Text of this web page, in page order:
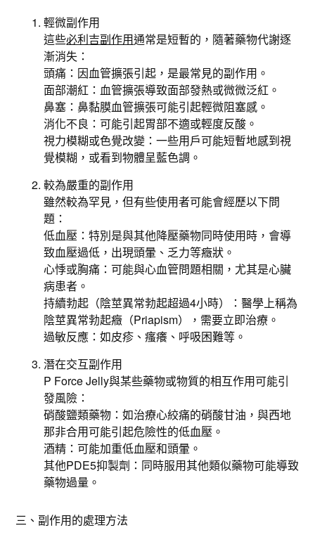
輕微副作用
這些必利吉副作用通常是短暫的，隨著藥物代謝逐
漸消失：
頭痛：因血管擴張引起，是最常見的副作用。
面部潮紅：血管擴張導致面部發熱或微微泛紅。
鼻塞：鼻黏膜血管擴張可能引起輕微阻塞感。
消化不良：可能引起胃部不適或輕度反酸。
視力模糊或色覺改變：一些用戶可能短暫地感到視
覺模糊，或看到物體呈藍色調。
較為嚴重的副作用
雖然較為罕見，但有些使用者可能會經歷以下問
題：
低血壓：特別是與其他降壓藥物同時使用時，會導
致血壓過低，出現頭暈、乏力等癥狀。
心悸或胸痛：可能與心血管問題相關，尤其是心臟
病患者。
持續勃起（陰莖異常勃起超過4小時）：醫學上稱為
陰莖異常勃起癥（Priapism），需要立即治療。
過敏反應：如皮疹、瘙癢、呼吸困難等。
潛在交互副作用
P Force Jelly與某些藥物或物質的相互作用可能引
發風險：
硝酸鹽類藥物：如治療心絞痛的硝酸甘油，與西地
那非合用可能引起危險性的低血壓。
酒精：可能加重低血壓和頭暈。
其他PDE5抑製劑：同時服用其他類似藥物可能導致
藥物過量。
三、副作用的處理方法